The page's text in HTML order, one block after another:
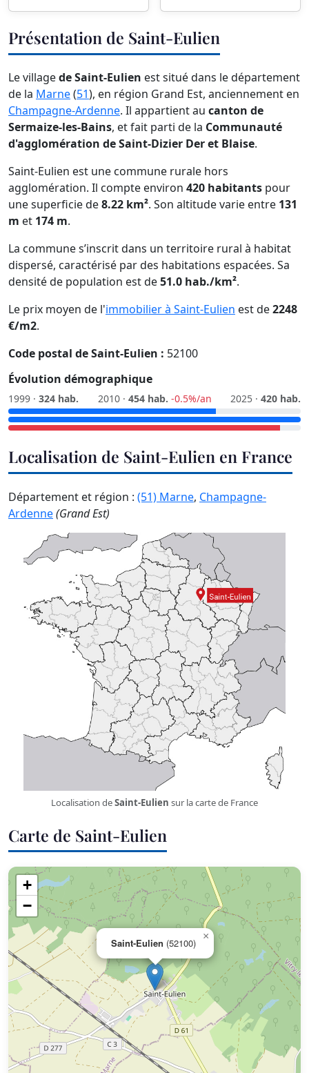
Présentation de Saint-Eulien
Le villagede Saint-Eulien est situé dans le département
de la Marne(51), en région Grand Est, anciennement en
Champagne-Ardenne. Il appartient au canton de
Sermaize-les-Bains, et fait parti de la Communauté
d'agglomération de Saint-Dizier Der et Blaise.
Saint-Eulien est une commune rurale hors
agglomération. Il compte environ 420 habitants pour
une superficie de8.22 km². Son altitude varie entre 131
m et 174 m.
La commune s’inscrit dans un territoire rural à habitat
dispersé, caractérisé par des habitations espacées. Sa
densité de population est de51.0 hab./km².
Le prix moyen de l'immobilier à Saint-Eulien est de2248
€/m2.
Code postal de Saint-Eulien : 52100
Évolution démographique
1999 · 324 hab. 2010 · 454 hab. -0.5%/an 2025 · 420 hab.
Localisation de Saint-Eulien en France
Département et région : (51) Marne, Champagne-
Ardenne(Grand Est)
Localisation deSaint-Eulien sur la carte de France
Carte de Saint-Eulien
Saint-Eulien (52100)
×
+
−